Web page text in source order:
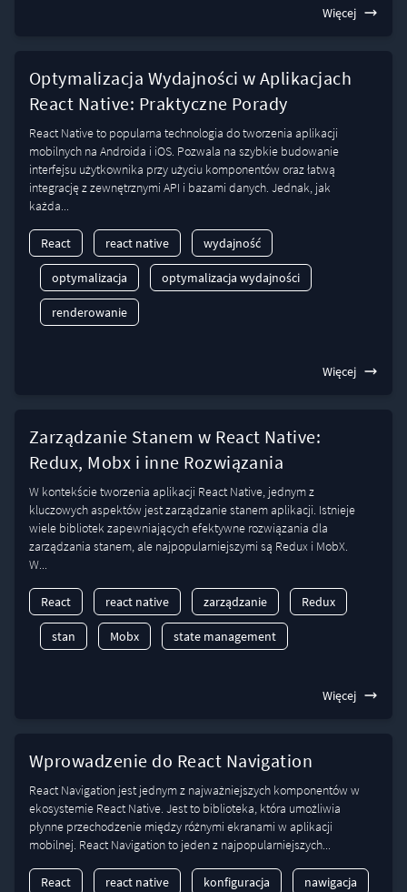
Więcej
Optymalizacja Wydajności w Aplikacjach
React Native: Praktyczne Porady
React Native to popularna technologia do tworzenia aplikacji
mobilnych na Androida i iOS. Pozwala na szybkie budowanie
interfejsu użytkownika przy użyciu komponentów oraz łatwą
integrację z zewnętrznymi API i bazami danych. Jednak, jak
każda...
React react native wydajność
optymalizacja optymalizacja wydajności
renderowanie
Więcej
Zarządzanie Stanem w React Native:
Redux, Mobx i inne Rozwiązania
W kontekście tworzenia aplikacji React Native, jednym z
kluczowych aspektów jest zarządzanie stanem aplikacji. Istnieje
wiele bibliotek zapewniających efektywne rozwiązania dla
zarządzania stanem, ale najpopularniejszymi są Redux i MobX.
W...
React react native zarządzanie Redux
stan Mobx state management
Więcej
Wprowadzenie do React Navigation
React Navigation jest jednym z najważniejszych komponentów w
ekosystemie React Native. Jest to biblioteka, która umożliwia
płynne przechodzenie między różnymi ekranami w aplikacji
mobilnej. React Navigation to jeden z najpopularniejszych...
React react native konfiguracja nawigacja